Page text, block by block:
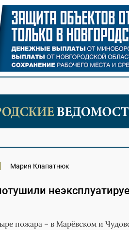
Мария Клапатнюк
пожара – в Марёвском и